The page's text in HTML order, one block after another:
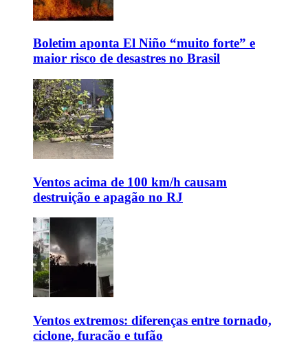
Boletim aponta El Niño “muito forte” e
maior risco de desastres no Brasil
Ventos acima de 100 km/h causam
destruição e apagão no RJ
Ventos extremos: diferenças entre tornado,
ciclone, furacão e tufão